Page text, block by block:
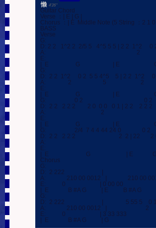
懒 4'26''
Guitar Chord
Verse ：| E | G |
Chorus ：| E  Middle Note (5 String ：2 1 0
BASS
Verse
G:
D: 2 2   1^2 2  2/5 5   4^5 5 5 | 2 2  1^2     0
A:                                                             2
E:
|  E                  G                      | E
G:
D:  2 2  1^2     0 2  5 5 4^5    5 | 2 2  1^2
A:               2                     5                       2
E:
|  E                  G                      | E
G:                   0 2                                         0 2
D:  2 2   2 2 2        2 0  0 0   0 1 | 2 2    2 2 2
A:                                     2
E:
|  E                  G                      | E
G:                   2/4  7 4 4 44 24 0              0 2
D:  2 2   2 2 2                             2  2 | 22
A:
E:
|  E                         G                        | E
Chorus
G:
D:  2 222                         |                                   |
A:              210 00 0012   |              210 00
E:           0                       | 0 00 00                       |
|  E             B #A G          | E          B #A G
G:
D:  2 222                         |               5 55 5    0 1 |
A:              210 00 0012   |                          2
E:           0                       | 3 33 333                     |
|  E             B #A G          | G                                |